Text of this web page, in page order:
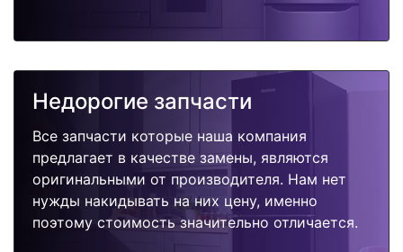
Недорогие запчасти
Все запчасти которые наша компания
предлагает в качестве замены, являются
оригинальными от производителя. Нам нет
нужды накидывать на них цену, именно
поэтому стоимость значительно отличается.